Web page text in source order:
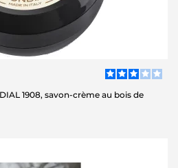
1908, savon-crème au bois de